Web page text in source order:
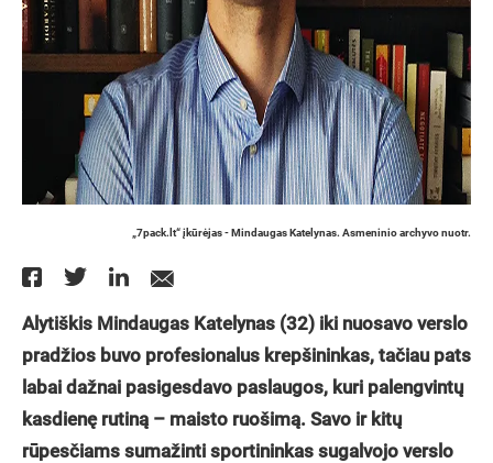
„7pack.lt“ įkūrėjas - Mindaugas Katelynas. Asmeninio archyvo nuotr.
Alytiškis Mindaugas Katelynas (32) iki nuosavo verslo
pradžios buvo profesionalus krepšininkas, tačiau pats
labai dažnai pasigesdavo paslaugos, kuri palengvintų
kasdienę rutiną – maisto ruošimą. Savo ir kitų
rūpesčiams sumažinti sportininkas sugalvojo verslo